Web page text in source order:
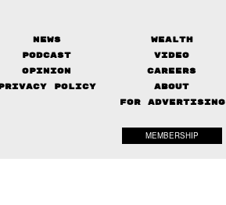
News Wealth
Podcast
Video
Opinion
Careers
Privacy Policy
About
FOR ADVERTISING
MEMBERSHIP